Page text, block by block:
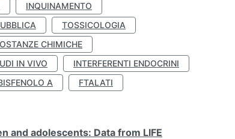
INQUINAMENTO
TOSSICOLOGIA
CHIMICHE
IN VIVO
INTERFERENTI ENDOCRINI
A
FTALATI
and adolescents: Data from LIFE